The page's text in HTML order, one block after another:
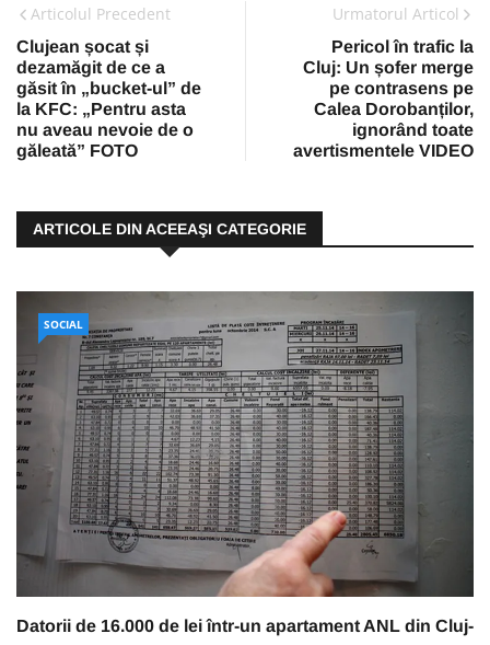
Articolul Precedent
Clujean șocat și
dezamăgit de ce a
găsit în „bucket-ul” de
la KFC: „Pentru asta
nu aveau nevoie de o
găleată” FOTO
Urmatorul Articol
Pericol în trafic la
Cluj: Un șofer merge
pe contrasens pe
Calea Dorobanților,
ignorând toate
avertismentele VIDEO
ARTICOLE DIN ACEEAŞI CATEGORIE
SOCIAL
Datorii de 16.000 de lei într-un apartament ANL din Cluj-